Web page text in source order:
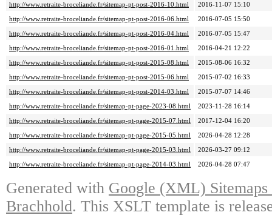
http://www.retraite-broceliande.fr/sitemap-pt-post-2016-10.html
2016-11-07 15:10
http://www.retraite-broceliande.fr/sitemap-pt-post-2016-06.html
2016-07-05 15:50
http://www.retraite-broceliande.fr/sitemap-pt-post-2016-04.html
2016-07-05 15:47
http://www.retraite-broceliande.fr/sitemap-pt-post-2016-01.html
2016-04-21 12:22
http://www.retraite-broceliande.fr/sitemap-pt-post-2015-08.html
2015-08-06 16:32
http://www.retraite-broceliande.fr/sitemap-pt-post-2015-06.html
2015-07-02 16:33
http://www.retraite-broceliande.fr/sitemap-pt-post-2014-03.html
2015-07-07 14:46
http://www.retraite-broceliande.fr/sitemap-pt-page-2023-08.html
2023-11-28 16:14
http://www.retraite-broceliande.fr/sitemap-pt-page-2015-07.html
2017-12-04 16:20
http://www.retraite-broceliande.fr/sitemap-pt-page-2015-05.html
2026-04-28 12:28
http://www.retraite-broceliande.fr/sitemap-pt-page-2015-03.html
2026-03-27 09:12
http://www.retraite-broceliande.fr/sitemap-pt-page-2014-03.html
2026-04-28 07:47
Generated with Google (XML)
Brachhold. This XSLT template is